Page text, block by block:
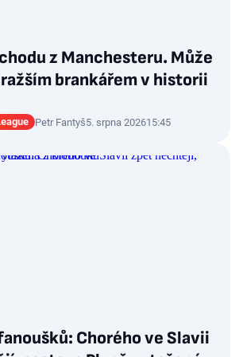
z Manchesteru. Může
brankářem v historii
Petr Fantyš5. srpna 202615:45
Chorého ve Slavii